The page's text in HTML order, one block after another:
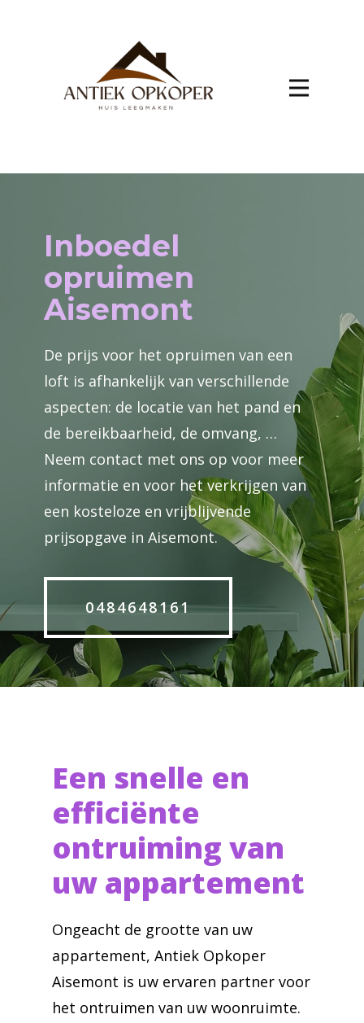
Inboedel
opruimen
Aisemont
De prijs voor het opruimen van een
loft is afhankelijk van verschillende
aspecten: de locatie van het pand en
de bereikbaarheid, de omvang, …
Neem contact met ons op voor meer
informatie en voor het verkrijgen van
een kosteloze en vrijblijvende
prijsopgave in Aisemont.
0484648161
Een snelle en
efficiënte
ontruiming van
uw appartement
Ongeacht de grootte van uw
appartement, Antiek Opkoper
Aisemont is uw ervaren partner voor
het ontruimen van uw woonruimte.